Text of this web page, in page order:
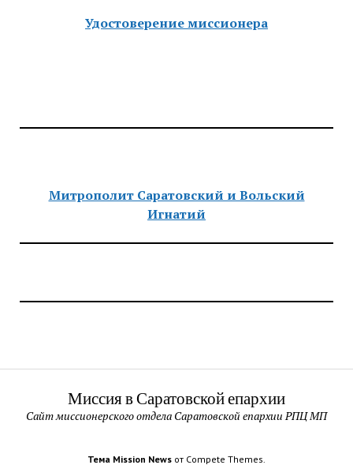
Удостоверение миссионера
Митрополит Саратовский и Вольский
Игнатий
Миссия в Саратовской епархии
Сайт миссионерского отдела Саратовской епархии РПЦ МП
Тема Mission News от Compete Themes.